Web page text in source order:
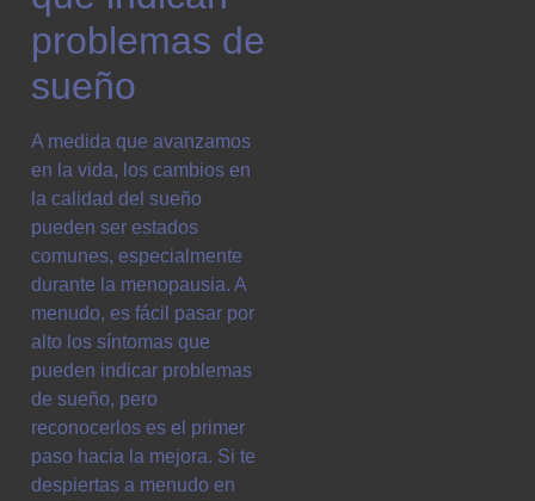
problemas de
sueño
A medida que avanzamos
en la vida, los cambios en
la calidad del sueño
pueden ser estados
comunes, especialmente
durante la menopausia. A
menudo, es fácil pasar por
alto los síntomas que
pueden indicar problemas
de sueño, pero
reconocerlos es el primer
paso hacia la mejora. Si te
despiertas a menudo en